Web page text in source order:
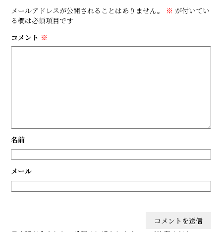
メールアドレスが公開されることはありません。 ※ が付いてい
る欄は必須項目です
コメント ※
名前
メール